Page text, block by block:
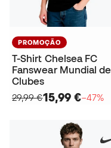
PROMOÇÃO
T-Shirt Chelsea FC
Fanswear Mundial de
Clubes
29,99 €15,99 €−47%